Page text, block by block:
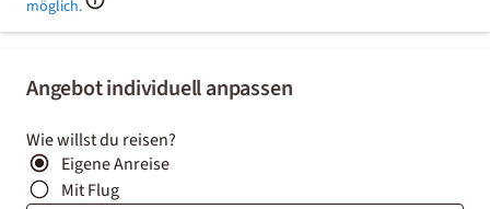
Angebot individuell anpassen
Wie willst du reisen?
Eigene Anreise
Mit Flug
möglich.